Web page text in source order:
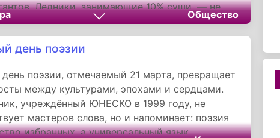
Ледники, занимающие 10% суши, — не
льда. Это архивы климатической
жизни для миллионов людей и
потепления.
Общество
день поэзии
поэзии, отмечаемый 21 марта, превращает
между культурами, эпохами и сердцами.
учреждённый ЮНЕСКО в 1999 году, не
мастеров слова, но и напоминает: поэзия
избранных, а универсальный язык